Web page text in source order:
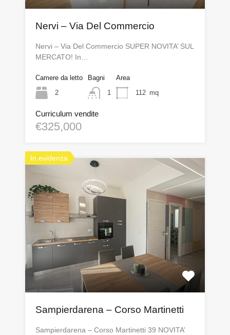
Nervi – Via Del Commercio
Nervi – Via Del Commercio SUPER NOVITA’ SUL
MERCATO! In…
Camere da letto
2
Bagni
1
Area
112 mq
Curriculum vendite
€325,000
In evidenza
Sampierdarena – Corso Martinetti
Sampierdarena – Corso Martinetti 39 NOVITA’